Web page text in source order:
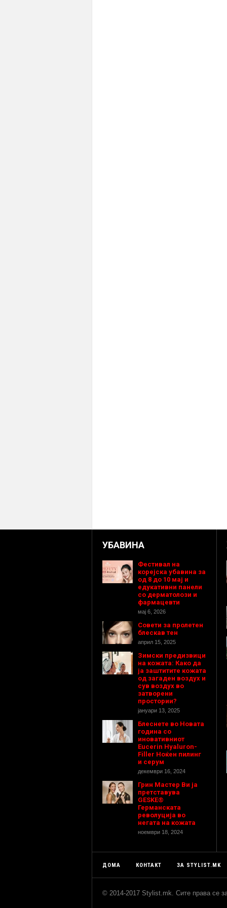
УБАВИНА
Фестивал на
корејска убавина за
од 8 до 10 мај и
едукативни панели
со дерматолози и
фармацевти
мај 6, 2026
Совети за пролетен
блескав тен
април 15, 2025
Зимски предизвици
на кожата: Како да
ја заштитите кожата
од загаден воздух и
сув воздух во
затворени
простории?
јануари 13, 2025
Блеснете во Новата
година со
иновативниот
Eucerin Hyaluron-
Filler Ноќен пилинг
и серум
декември 16, 2024
Грин Мастер Ви ја
претставува
GESKE®
Германската
револуција во
негата на кожата
ноември 18, 2024
ДОМА КОНТАКТ ЗА STYLIST.MK
© 2014-2017 Stylist.mk. Сите права се